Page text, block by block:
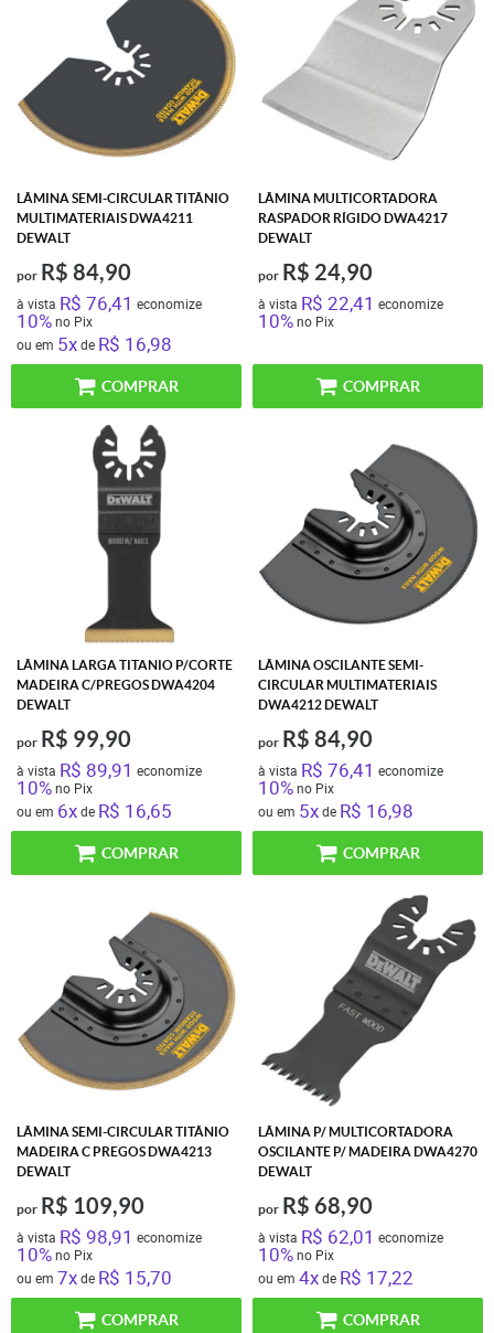
LÂMINA SEMI-CIRCULAR TITÂNIO
MULTIMATERIAIS DWA4211
DEWALT
por R$ 84,90
à vista R$ 76,41 economize
10%no Pix
ou em 5xde R$ 16,98
COMPRAR
LÂMINA MULTICORTADORA
RASPADOR RÍGIDO DWA4217
DEWALT
por R$ 24,90
à vista R$ 22,41 economize
10%no Pix
COMPRAR
LÂMINA LARGA TITANIO P/CORTE
MADEIRA C/PREGOS DWA4204
DEWALT
por R$ 99,90
à vista R$ 89,91 economize
10%no Pix
ou em 6xde R$ 16,65
COMPRAR
LÂMINA OSCILANTE SEMI-
CIRCULAR MULTIMATERIAIS
DWA4212 DEWALT
por R$ 84,90
à vista R$ 76,41 economize
10%no Pix
ou em 5xde R$ 16,98
COMPRAR
LÂMINA SEMI-CIRCULAR TITÂNIO
MADEIRA C PREGOS DWA4213
DEWALT
por R$ 109,90
à vista R$ 98,91 economize
10%no Pix
ou em 7xde R$ 15,70
COMPRAR
LÂMINA P/ MULTICORTADORA
OSCILANTE P/ MADEIRA DWA4270
DEWALT
por R$ 68,90
à vista R$ 62,01 economize
10%no Pix
ou em 4xde R$ 17,22
COMPRAR